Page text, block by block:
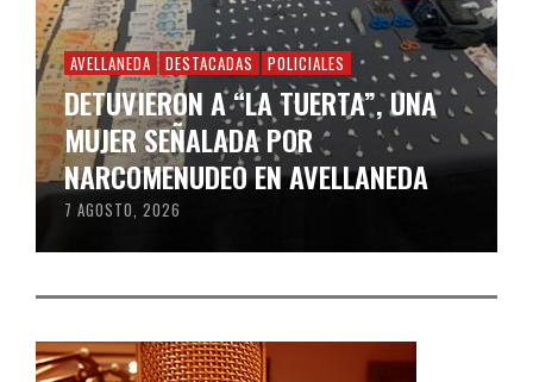
AVELLANEDA DESTACADAS POLICIALES
DETUVIERON A “LA TUERTA”, UNA
MUJER SEÑALADA POR
NARCOMENUDEO EN AVELLANEDA
7 AGOSTO, 2026